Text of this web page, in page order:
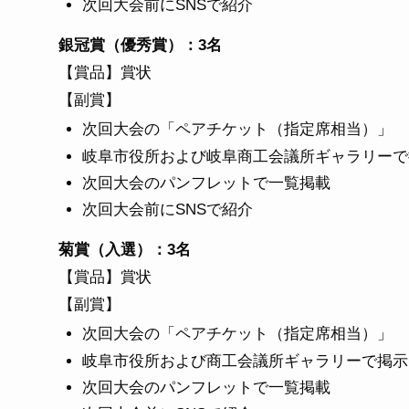
次回大会前にSNSで紹介
銀冠賞（優秀賞）：3名
【賞品】賞状
【副賞】
次回大会の「ペアチケット（指定席相当）」
岐阜市役所および岐阜商工会議所ギャラリー
次回大会のパンフレットで一覧掲載
次回大会前にSNSで紹介
菊賞（入選）：3名
【賞品】賞状
【副賞】
次回大会の「ペアチケット（指定席相当）」
岐阜市役所および商工会議所ギャラリーで掲示
次回大会のパンフレットで一覧掲載